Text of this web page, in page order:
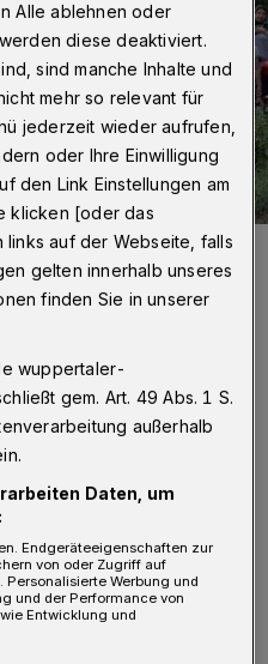
Uni-
und -forscher
20 Jahren können
können sie in
Kursen unter
Alle ablehnen oder
diese deaktiviert.
sind manche Inhalte und
mehr so relevant für
jederzeit wieder aufrufen,
oder Ihre Einwilligung
den Link Einstellungen am
klicken [oder das
auf der Webseite, falls
gelten innerhalb unseres
finden Sie in unserer
wuppertaler-
gem. Art. 49 Abs. 1 S.
außerhalb
Daten, um
Endgeräteeigenschaften zur
von oder Zugriff auf
Werbung und
und der Performance von
Entwicklung und